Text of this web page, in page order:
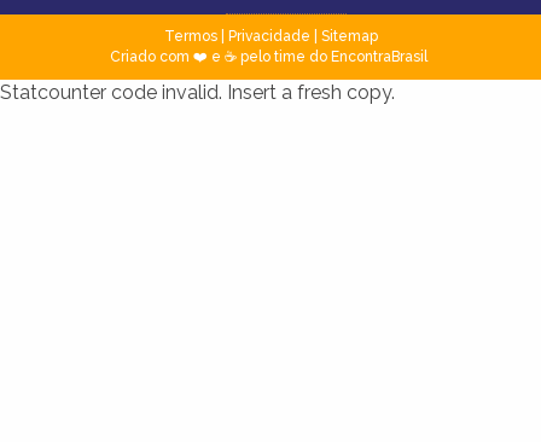
Termos| Privacidade
Sitemap
Criado com ❤️ e ☕ pelo time do EncontraBrasil
Statcounter code invalid. Insert a fresh copy.